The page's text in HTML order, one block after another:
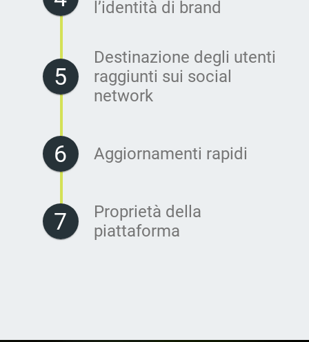
l’identità di brand
Destinazione degli utenti
raggiunti sui social
network
5
Aggiornamenti rapidi
6
Proprietà della
piattaforma
7